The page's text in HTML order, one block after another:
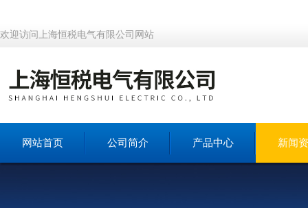
欢迎访问上海恒税电气有限公司网站
网站首页 公司简介 产品中心 新闻